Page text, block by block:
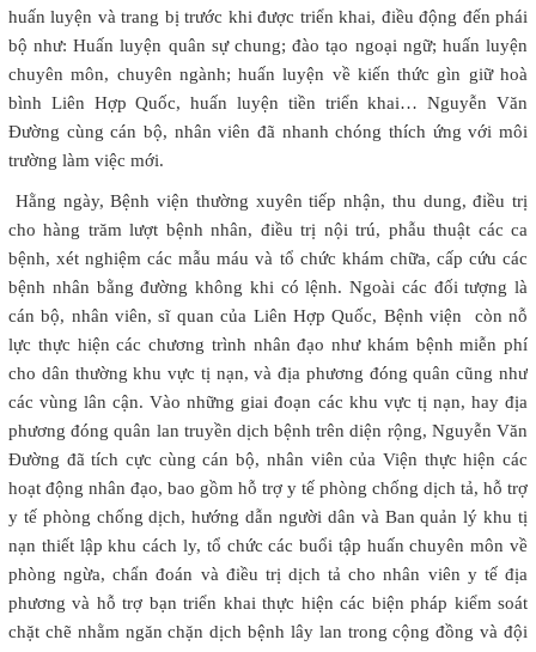
huấn luyện và trang bị trước khi được triển khai, điều động đến phái
bộ như: Huấn luyện quân sự chung; đào tạo ngoại ngữ; huấn luyện
chuyên môn, chuyên ngành; huấn luyện về kiến thức gìn giữ hoà
bình Liên Hợp Quốc, huấn luyện tiền triển khai… Nguyễn Văn
Đường cùng cán bộ, nhân viên đã nhanh chóng thích ứng với môi
trường làm việc mới.
Hằng ngày, Bệnh viện thường xuyên tiếp nhận, thu dung, điều trị
cho hàng trăm lượt bệnh nhân, điều trị nội trú, phẫu thuật các ca
bệnh, xét nghiệm các mẫu máu và tổ chức khám chữa, cấp cứu các
bệnh nhân bằng đường không khi có lệnh. Ngoài các đối tượng là
cán bộ, nhân viên, sĩ quan của Liên Hợp Quốc, Bệnh viện còn nỗ
lực thực hiện các chương trình nhân đạo như khám bệnh miễn phí
cho dân thường khu vực tị nạn, và địa phương đóng quân cũng như
các vùng lân cận. Vào những giai đoạn các khu vực tị nạn, hay địa
phương đóng quân lan truyền dịch bệnh trên diện rộng, Nguyễn Văn
Đường đã tích cực cùng cán bộ, nhân viên của Viện thực hiện các
hoạt động nhân đạo, bao gồm hỗ trợ y tế phòng chống dịch tả, hỗ trợ
y tế phòng chống dịch, hướng dẫn người dân và Ban quản lý khu tị
nạn thiết lập khu cách ly, tổ chức các buổi tập huấn chuyên môn về
phòng ngừa, chẩn đoán và điều trị dịch tả cho nhân viên y tế địa
phương và hỗ trợ bạn triển khai thực hiện các biện pháp kiểm soát
chặt chẽ nhằm ngăn chặn dịch bệnh lây lan trong cộng đồng và đội